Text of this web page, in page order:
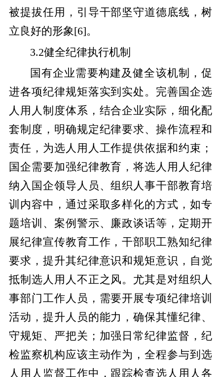
被提拔任用，引导干部坚守道德底线，树
立良好的形象[6]。
3.2健全纪律执行机制
国有企业需要构建及健全该机制，促
进各项纪律规矩落实到实处。完善国企选
人用人制度体系，结合企业实际，细化配
套制度，明确规定纪律要求、操作流程和
责任，为选人用人工作提供依据和约束；
国企需要加强纪律教育，将选人用人纪律
纳入国企领导人员、组织人事干部教育培
训内容中，通过采取多样化的方式，如专
题培训、案例警示、廉政谈话等，定期开
展纪律宣传教育工作，干部职工熟知纪律
要求，提升其纪律意识和规矩意识，自觉
抵制选人用人不正之风。尤其是对组织人
事部门工作人员，需要开展专项纪律培训
活动，提升人员的能力，确保其懂纪律、
守规矩、严把关；加强日常纪律监督，纪
检监察机构应该主动作为，全程参与到选
人用人监督工作中，跟踪检查选人用人各